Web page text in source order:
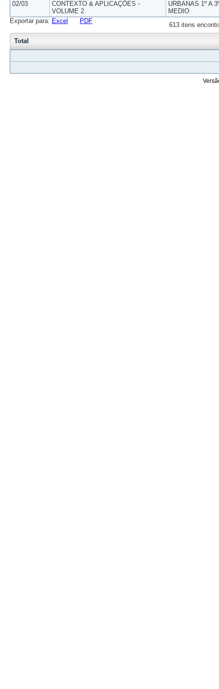
02/03
CONTEXTO & APLICAÇÕES -
VOLUME 2
URBANAS 1º A
MEDIO
613 itens
Exportar para: Excel PDF
Total